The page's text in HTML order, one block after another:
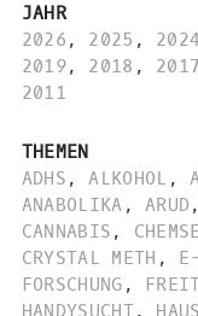
JAHR
2026 , 2025 ,
2019, 2018 , 2017
2011
THEMEN
ADHS , ALKOHOL ,
ANABOLIKA , ARUD ,
CANNABIS ,
CRYSTAL METH ,
FORSCHUNG ,
HANDYSUCHT,